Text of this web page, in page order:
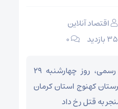
اقتصاد آنلاین
۰
براساس گزارش‌های رسمی، روز چهارشنبه ۲۹
در شهرستان کهنوج استان کرمان
به قتل رخ داد